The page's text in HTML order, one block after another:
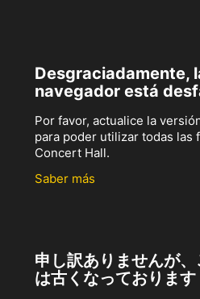
Desgraciadamente,
navegador está
Por favor, actualice la
para poder utilizar todas las
Concert Hall.
Saber más
申し訳ありませんが
は古くなっております